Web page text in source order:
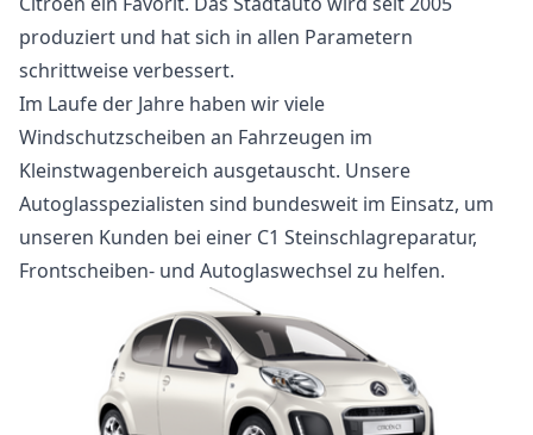
produziert und hat sich in allen Parametern
schrittweise verbessert.
Im Laufe der Jahre haben wir viele
Windschutzscheiben an Fahrzeugen im
Kleinstwagenbereich ausgetauscht. Unsere
Autoglasspezialisten sind bundesweit im Einsatz, um
unseren Kunden bei einer C1 Steinschlagreparatur,
Frontscheiben- und Autoglaswechsel zu helfen.